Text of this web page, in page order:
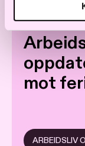
Juni
mot
ARBEIDSLIV